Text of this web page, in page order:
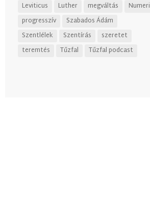
Leviticus
Luther megváltás
Numeri
progresszív
Szabados Ádám
Szentlélek
Szentírás
szeretet
teremtés
Tűzfal Tűzfal podcast